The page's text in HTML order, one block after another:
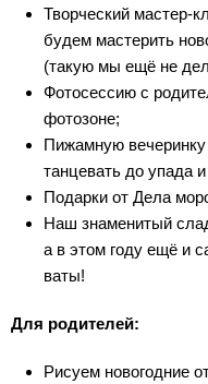
Творческий мастер-
будем мастерить
(такую мы ещё не
Фотосессию с
фотозоне;
Пижамную
танцевать до упада
Подарки от Дела
Наш знаменитый
а в этом году ещё и
ваты!
Для родителей:
Рисуем новогодние